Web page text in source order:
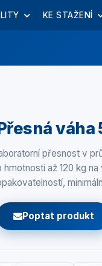
KE STAŽENÍ
váha
přesnost v
hmotnosti až 120 kg
Poptat produkt